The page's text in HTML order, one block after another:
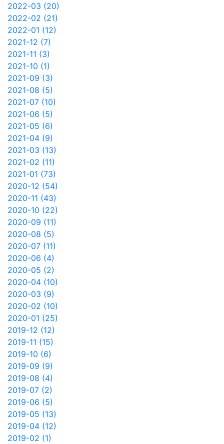
2022-03 (20)
2022-02 (21)
2022-01 (12)
2021-12 (7)
2021-11 (3)
2021-10 (1)
2021-09 (3)
2021-08 (5)
2021-07 (10)
2021-06 (5)
2021-05 (6)
2021-04 (9)
2021-03 (13)
2021-02 (11)
2021-01 (73)
2020-12 (54)
2020-11 (43)
2020-10 (22)
2020-09 (11)
2020-08 (5)
2020-07 (11)
2020-06 (4)
2020-05 (2)
2020-04 (10)
2020-03 (9)
2020-02 (10)
2020-01 (25)
2019-12 (12)
2019-11 (15)
2019-10 (6)
2019-09 (9)
2019-08 (4)
2019-07 (2)
2019-06 (5)
2019-05 (13)
2019-04 (12)
2019-02 (1)